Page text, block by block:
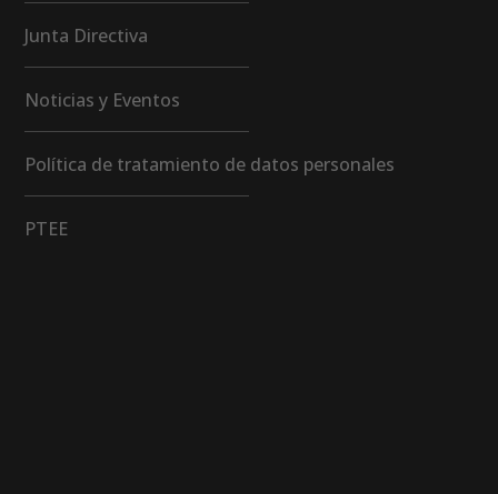
Junta Directiva
Noticias y Eventos
Política de tratamiento de datos personales
PTEE